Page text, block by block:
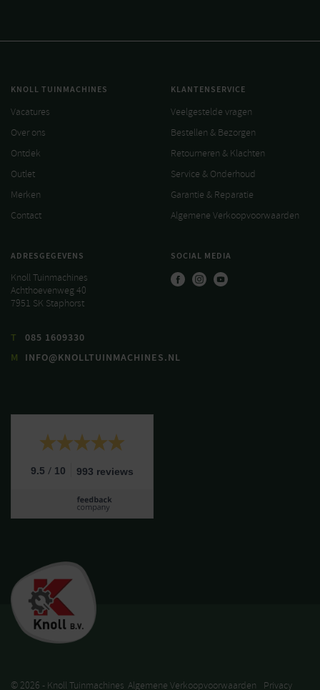
KNOLL TUINMACHINES
Vacatures
Over ons
Ontdek
Outlet
Merken
Contact
KLANTENSERVICE
Veelgestelde vragen
Bestellen & Bezorgen
Retourneren & Klachten
Service & Onderhoud
Garantie & Reparatie
Algemene Verkoopvoorwaarden
ADRESGEGEVENS
Knoll Tuinmachines
Achthoevenweg 40
7951 SK Staphorst
T
085 1609330
M
INFO@KNOLLTUINMACHINES.NL
SOCIAL MEDIA
9.5 / 10 993 reviews
© 2026 - Knoll Tuinmachines Algemene Verkoopvoorwaarden Privacy